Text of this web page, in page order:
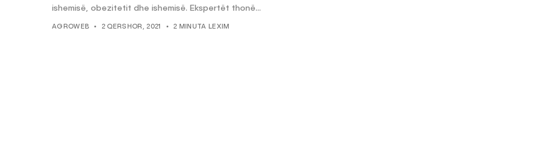
ishemisë, obezitetit dhe ishemisë. Ekspertët thonë...
AGROWEB 2 QERSHOR, 2021 2 MINUTA LEXIM
AGROWEB 7 QERSHOR, 2025